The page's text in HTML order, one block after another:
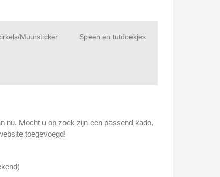
Muursticker Speen en tutdoekjes
nu. Mocht u op zoek zijn een passend kado,
toegevoegd!